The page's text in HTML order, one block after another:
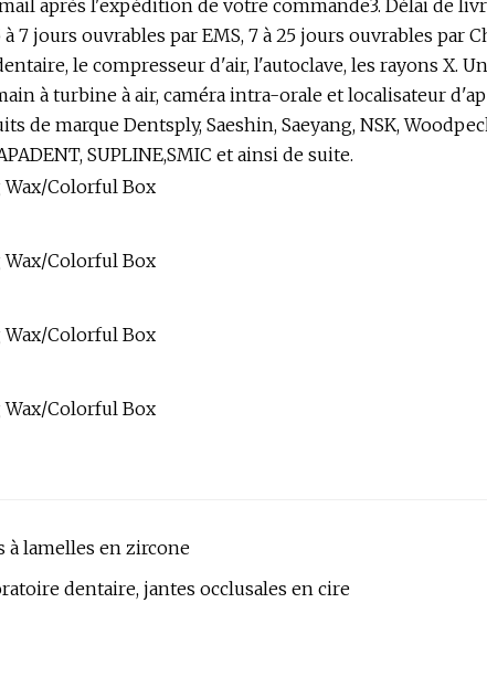
après l'expédition de votre commande3. Délai de
7 jours ouvrables par EMS, 7 à 25 jours ouvrables par
le compresseur d'air, l'autoclave, les rayons X.
à turbine à air, caméra intra-orale et localisateur
marque Dentsply, Saeshin, Saeyang, NSK,
SUPLINE,SMIC et ainsi de suite.
à lamelles en zircone
dentaire, jantes occlusales en cire